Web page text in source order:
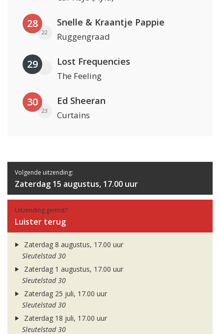
28
22
Snelle & Kraantje Pappie
Ruggengraad
29 Lost Frequencies
The Feeling
30
23
Ed Sheeran
Curtains
Volgende uitzending:
Zaterdag 15 augustus, 17.00 uur
Uitzending gemist?
Luister terug
Zaterdag 8 augustus, 17.00 uur
Sleutelstad 30
Zaterdag 1 augustus, 17.00 uur
Sleutelstad 30
Zaterdag 25 juli, 17.00 uur
Sleutelstad 30
Zaterdag 18 juli, 17.00 uur
Sleutelstad 30